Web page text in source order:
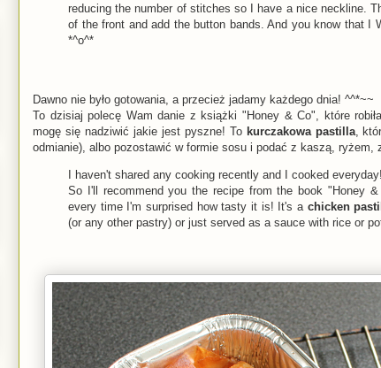
reducing the number of stitches so I have a nice neckline.
of the front and add the button bands. And you know that I
*^o^*
Dawno nie było gotowania, a przecież jadamy każdego dnia! ^^*~~
To dzisiaj polecę Wam danie z książki "Honey & Co", które
mogę się nadziwić jakie jest pyszne! To kurczakowa pastilla,
odmianie), albo pozostawić w formie sosu i podać z kaszą, ryżem,
I haven't shared any cooking recently and I cooked
So I'll recommend you the recipe from the book "Honey
every time I'm surprised how tasty it is! It's a chicken
(or any other pastry) or just served as a sauce with rice or